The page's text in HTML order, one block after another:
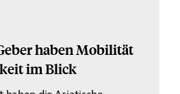
haben Mobilität
im Blick